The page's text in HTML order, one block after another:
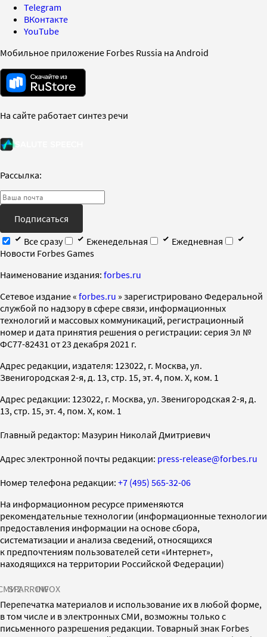
Telegram
ВКонтакте
YouTube
Мобильное приложение Forbes Russia на Android
На сайте работает синтез речи
Рассылка:
Подписаться
Все сразу
Еженедельная
Ежедневная
Новости Forbes Games
Наименование издания: forbes.ru
Cетевое издание « forbes.ru » зарегистрировано Федеральной
службой по надзору в сфере связи, информационных
технологий и массовых коммуникаций, регистрационный
номер и дата принятия решения о регистрации: серия Эл №
ФС77-82431 от 23 декабря 2021 г.
Адрес редакции, издателя: 123022, г. Москва, ул.
Звенигородская 2-я, д. 13, стр. 15, эт. 4, пом. X, ком. 1
Адрес редакции: 123022, г. Москва, ул. Звенигородская 2-я, д.
13, стр. 15, эт. 4, пом. X, ком. 1
Главный редактор: Мазурин Николай Дмитриевич
Адрес электронной почты редакции: press-release@forbes.ru
Номер телефона редакции: +7 (495) 565-32-06
На информационном ресурсе применяются
рекомендательные технологии (информационные технологии
предоставления информации на основе сбора,
систематизации и анализа сведений, относящихся
к предпочтениям пользователей сети «Интернет»,
находящихся на территории Российской Федерации)
SPARROWINFOX
Перепечатка материалов и использование их в любой форме,
в том числе и в электронных СМИ, возможны только с
письменного разрешения редакции. Товарный знак Forbes